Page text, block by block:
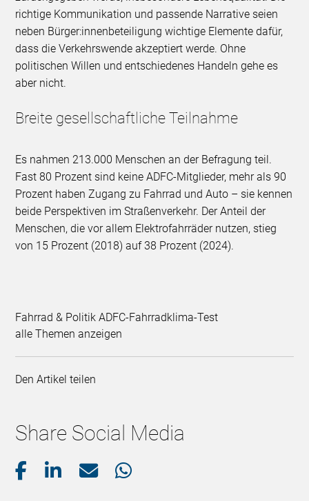
richtige Kommunikation und passende Narrative seien
neben Bürger:innenbeteiligung wichtige Elemente dafür,
dass die Verkehrswende akzeptiert werde. Ohne
politischen Willen und entschiedenes Handeln gehe es
aber nicht.
Breite gesellschaftliche Teilnahme
Es nahmen 213.000 Menschen an der Befragung teil.
Fast 80 Prozent sind keine ADFC-Mitglieder, mehr als 90
Prozent haben Zugang zu Fahrrad und Auto – sie kennen
beide Perspektiven im Straßenverkehr. Der Anteil der
Menschen, die vor allem Elektrofahrräder nutzen, stieg
von 15 Prozent (2018) auf 38 Prozent (2024).
Fahrrad & Politik ADFC-Fahrradklima-Test
alle Themen anzeigen
Den Artikel teilen
Share Social Media